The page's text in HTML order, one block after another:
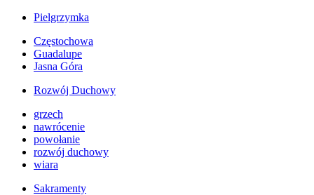
Pielgrzymka
Częstochowa
Guadalupe
Jasna Góra
Rozwój Duchowy
grzech
nawrócenie
powołanie
rozwój duchowy
wiara
Sakramenty